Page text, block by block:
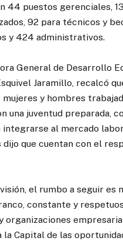
44 puestos gerenciales,
92 para técnicos y
y 424 administrativos.
General de Desarrollo
Jaramillo, recalcó
mujeres y hombres
una juventud preparada,
integrarse al mercado
dijo que cuentan con el
el rumbo a seguir es
constante y
organizaciones
la Capital de las